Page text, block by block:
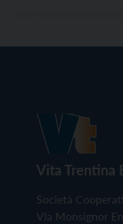
Vita Trentina
Società
Via Monsignor